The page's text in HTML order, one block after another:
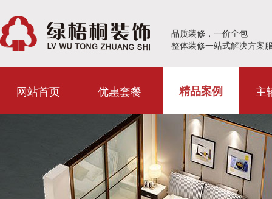
品质装修，一价全包
整体装修一站式解决方案
网站首页 优惠套餐 精品案例 主